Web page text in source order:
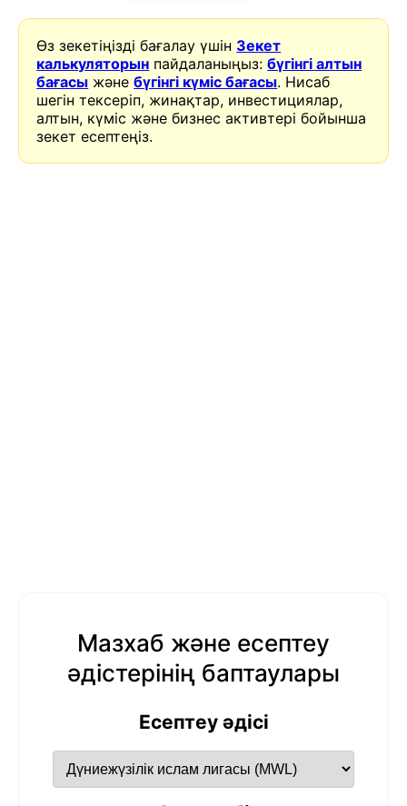
Өз зекетіңізді бағалау үшін Зекет
калькуляторын пайдаланыңыз:бүгінгі алтын
бағасы жәнебүгінгі күміс бағасы. Нисаб
шегін тексеріп, жинақтар, инвестициялар,
алтын, күміс және бизнес активтері бойынша
зекет есептеңіз.
Мазхаб және есептеу
әдістерінің баптаулары
Есептеу әдісі